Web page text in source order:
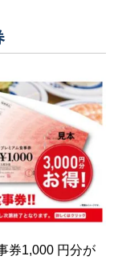
券1,000 円分が